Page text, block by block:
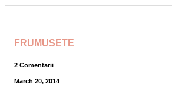
FRUMUSETE
2 Comentarii
March 20, 2014